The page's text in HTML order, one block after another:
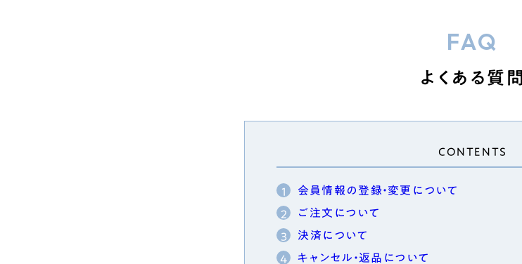
FAQ
よくある質問
CONTENTS
会員情報の登録・変更について
ご注文について
決済について
キャンセル・返品について